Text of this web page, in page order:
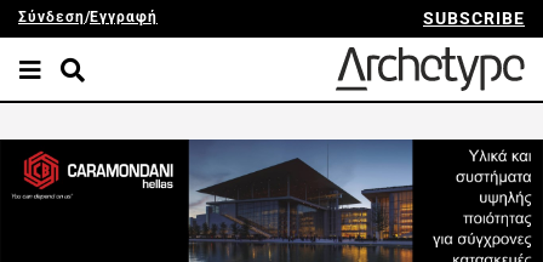
Σύνδεση/Εγγραφή SUBSCRIBE